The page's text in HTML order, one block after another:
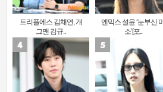
트리플에스 김채연, 개
그맨 김규..
엔믹스 설윤 ‘눈부신 미
소’[포..